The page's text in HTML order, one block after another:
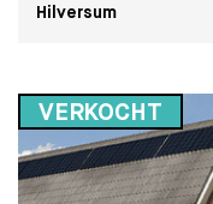
Hilversum
VERKOCHT